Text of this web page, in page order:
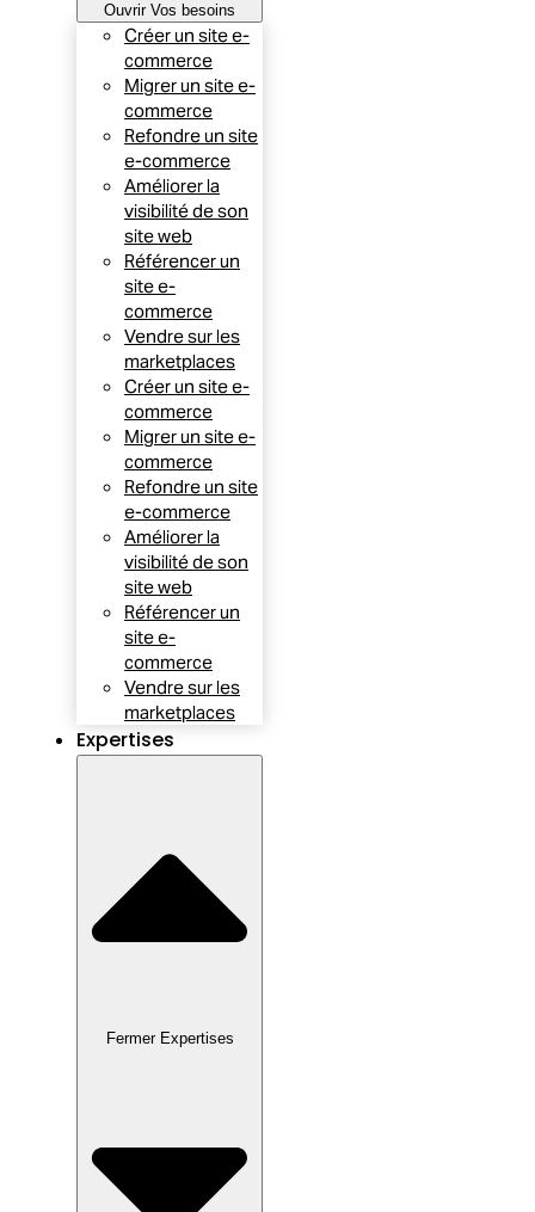
Ouvrir Vos besoins
Créer un site e-
commerce
Migrer un site e-
commerce
Refondre un site
e-commerce
Améliorer la
visibilité de son
site web
Référencer un
site e-
commerce
Vendre sur les
marketplaces
Créer un site e-
commerce
Migrer un site e-
commerce
Refondre un site
e-commerce
Améliorer la
visibilité de son
site web
Référencer un
site e-
commerce
Vendre sur les
marketplaces
Expertises
Fermer Expertises